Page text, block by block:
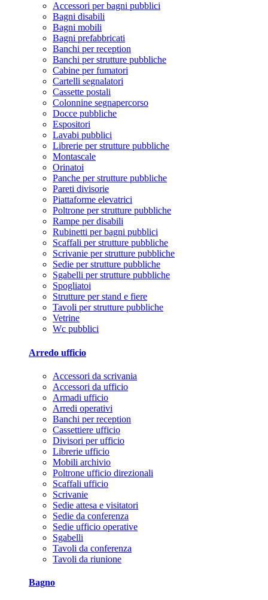
Accessori per bagni pubblici
Bagni disabili
Bagni mobili
Bagni prefabbricati
Banchi per reception
Banchi per strutture pubbliche
Cabine per fumatori
Cartelli segnalatori
Cassette postali
Colonnine segnapercorso
Docce pubbliche
Espositori
Lavabi pubblici
Librerie per strutture pubbliche
Montascale
Orinatoi
Panche per strutture pubbliche
Pareti divisorie
Piattaforme elevatrici
Poltrone per strutture pubbliche
Rampe per disabili
Rubinetti per bagni pubblici
Scaffali per strutture pubbliche
Scrivanie per strutture pubbliche
Sedie per strutture pubbliche
Sgabelli per strutture pubbliche
Spogliatoi
Strutture per stand e fiere
Tavoli per strutture pubbliche
Vetrine
Wc pubblici
Arredo ufficio
Accessori da scrivania
Accessori da ufficio
Armadi ufficio
Arredi operativi
Banchi per reception
Cassettiere ufficio
Divisori per ufficio
Librerie ufficio
Mobili archivio
Poltrone ufficio direzionali
Scaffali ufficio
Scrivanie
Sedie attesa e visitatori
Sedie da conferenza
Sedie ufficio operative
Sgabelli
Tavoli da conferenza
Tavoli da riunione
Bagno